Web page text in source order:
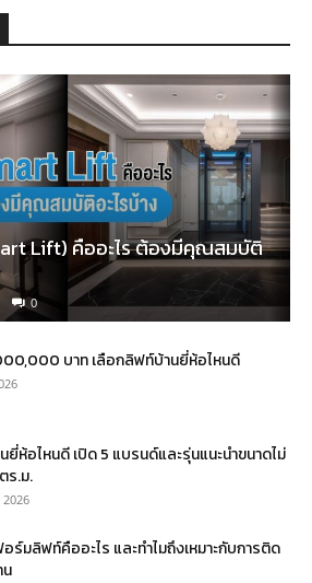
Lift) คืออะไร ต้องมีคุณสมบัติ
0
บาท เลือกลิฟท์บ้านยี่ห้อไหนดี
ยี่ห้อไหนดี เปิด 5 แบรนด์และรุ่นแนะนำขนาดไม่
ร.ม.
ร์มลิฟท์คืออะไร และทำไมถึงเหมาะกับการติด
น